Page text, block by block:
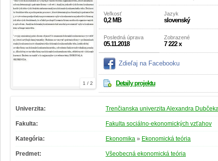
1 / 2
Veľkosť
0,2 MB
Jazyk
slovenský
Posledná úprava
05.11.2018
Zobrazené
7 222 x
Zdieľaj na Facebooku
Detaily projektu
Univerzita: Trenčianska univerzita Alexandra
Fakulta: Fakulta sociálno-ekonomických vzťahov
Kategória: Ekonomika » Ekonomická teória
Predmet: Všeobecná ekonomická teória